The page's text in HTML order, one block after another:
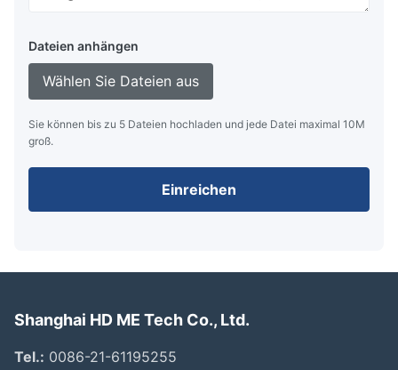
Dateien anhängen
Wählen Sie Dateien aus
Sie können bis zu 5 Dateien hochladen und jede Datei maximal 10M
groß.
Einreichen
Shanghai HD ME Tech Co., Ltd.
Tel.: 0086-21-61195255